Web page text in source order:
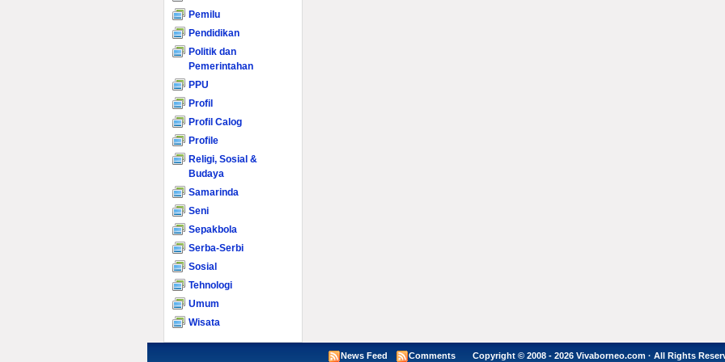
Pemilu
Pendidikan
Politik dan
Pemerintahan
PPU
Profil
Profil Calog
Profile
Religi, Sosial &
Budaya
Samarinda
Seni
Sepakbola
Serba-Serbi
Sosial
Tehnologi
Umum
Wisata
News Feed Comments Copyright © 2008 - 2026 Vivaborneo.com · All Rights